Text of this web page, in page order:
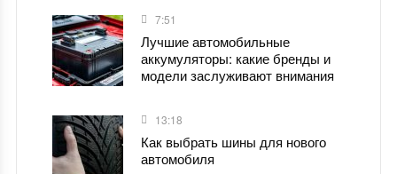
7:51
Лучшие автомобильные
аккумуляторы: какие бренды и
модели заслуживают внимания
13:18
Как выбрать шины для нового
автомобиля